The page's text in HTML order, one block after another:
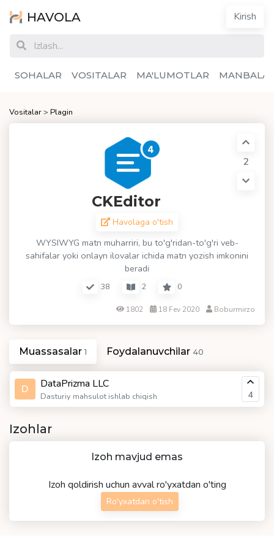
HAVOLA Kirish
SOHALAR VOSITALAR MA'LUMOTLAR
Vositalar> Plagin
CKEditor
Havolaga o'tish
WYSIWYG matn muharriri, bu to'g'ridan-to'g'ri veb-
sahifalar yoki onlayn ilovalar ichida matn yozish imkonini
beradi
38 2 0
2
1802 18 Fev 2020 Boburmirzo
Muassasalar1 Foydalanuvchilar 40
D DataPrizma LLC
Dasturiy mahsulot ishlab chiqish 4
Izohlar
Izoh mavjud emas
Izoh qoldirish uchun avval ro'yxatdan o'ting
Ro'yxatdan o'tish